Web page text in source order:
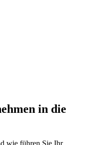
in die
wie führen Sie Ihr